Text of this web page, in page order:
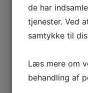
Schweppes
Schweppes
de har
tjenester. Ved
samtykke til
Læs mere om
behandling af